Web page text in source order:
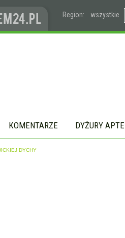
Region: wszystkie
KOMENTARZE DYŻURY
DYCHY